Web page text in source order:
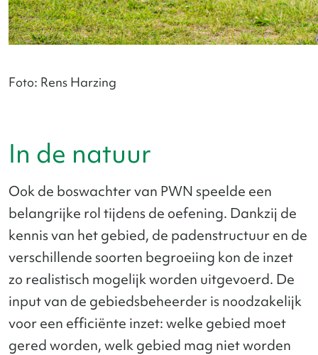
Foto: Rens Harzing
In de natuur
Ook de boswachter van PWN speelde een
belangrijke rol tijdens de oefening. Dankzij de
kennis van het gebied, de padenstructuur en de
verschillende soorten begroeiing kon de inzet
zo realistisch mogelijk worden uitgevoerd. De
input van de gebiedsbeheerder is noodzakelijk
voor een efficiënte inzet: welke gebied moet
gered worden, welk gebied mag niet worden